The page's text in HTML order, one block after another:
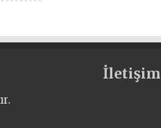
İletişim